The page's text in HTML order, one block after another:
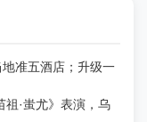
准五酒店；升级一
祖·蚩尤》表演，乌